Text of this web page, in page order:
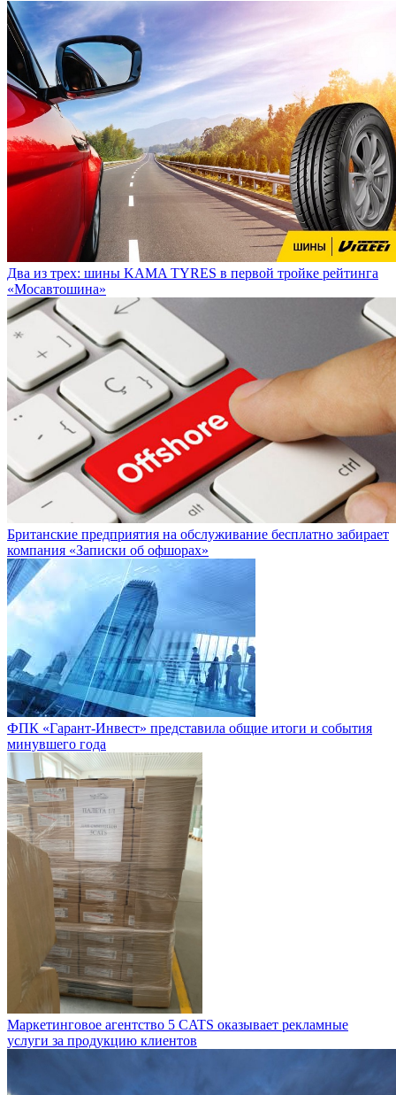
Два из трех: шины KAMA TYRES в первой тройке рейтинга
«Мосавтошина»
Британские предприятия на обслуживание бесплатно забирает
компания «Записки об офшорах»
ФПК «Гарант-Инвест» представила общие итоги и события
минувшего года
Маркетинговое агентство 5 CATS оказывает рекламные
услуги за продукцию клиентов